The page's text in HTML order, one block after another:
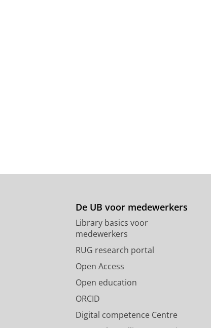
De UB voor medewerkers
Library basics voor
medewerkers
RUG research portal
Open Access
Open education
ORCID
Digital competence Centre